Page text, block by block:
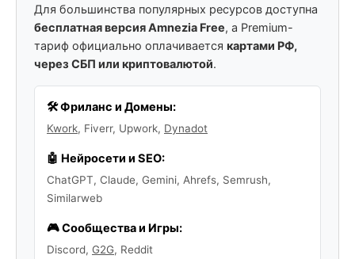
Для большинства популярных ресурсов доступна
бесплатная версия Amnezia Free, а Premium-
тариф официально оплачивается картами РФ,
через СБП или криптовалютой.
🛠️ Фриланс и Домены:
Kwork, Fiverr, Upwork, Dynadot
🤖 Нейросети и SEO:
ChatGPT, Claude, Gemini, Ahrefs, Semrush,
Similarweb
🎮 Сообщества и Игры:
Discord, G2G, Reddit